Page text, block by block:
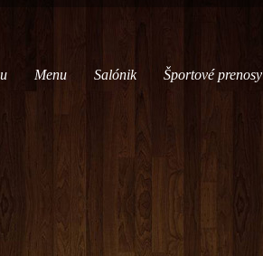
Menu Salónik Športové prenosy